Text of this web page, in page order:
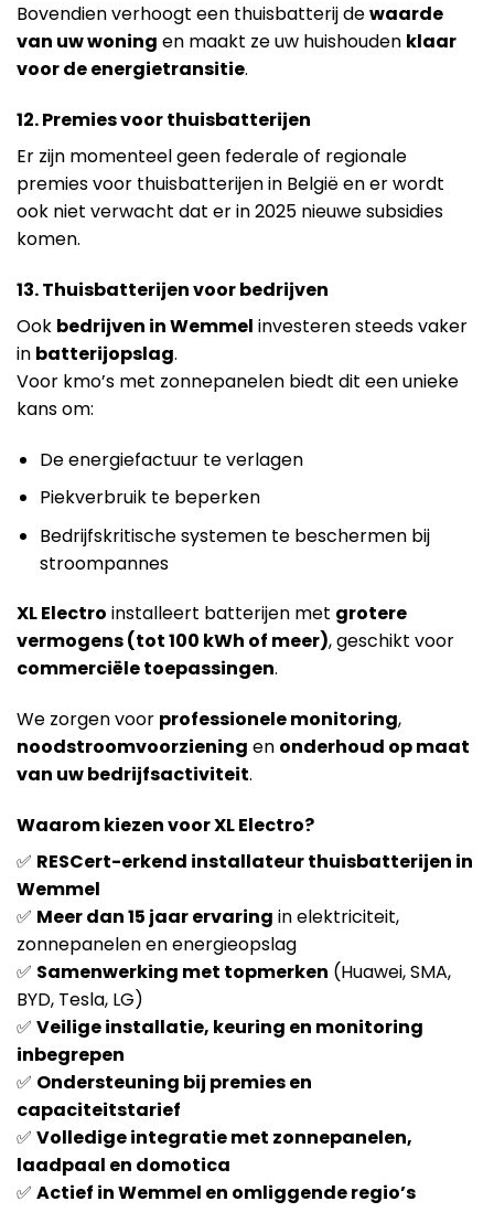
Bovendien verhoogt een thuisbatterij dewaarde
van uw woning en maakt ze uw huishouden klaar
voor de energietransitie.
12. Premies voor thuisbatterijen
Er zijn momenteel geen federale of regionale
premies voor thuisbatterijen in België en er wordt
ook niet verwacht dat er in 2025 nieuwe subsidies
komen.
13. Thuisbatterijen voor bedrijven
Ook bedrijven in Wemmel investeren steeds vaker
in batterijopslag.
Voor kmo’s met zonnepanelen biedt dit een unieke
kans om:
De energiefactuur te verlagen
Piekverbruik te beperken
Bedrijfskritische systemen te beschermen bij
stroompannes
XL Electro installeert batterijen met grotere
vermogens (tot 100 kWh of meer), geschikt voor
commerciële toepassingen.
We zorgen voor professionele monitoring,
noodstroomvoorziening en onderhoud op maat
van uw bedrijfsactiviteit.
Waarom kiezen voor XL Electro?
✅ RESCert-erkend installateur thuisbatterijen in
Wemmel
✅ Meer dan 15 jaar ervaring in elektriciteit,
zonnepanelen en energieopslag
✅ Samenwerking met topmerken (Huawei, SMA,
BYD, Tesla, LG)
✅ Veilige installatie, keuring en monitoring
inbegrepen
✅ Ondersteuning bij premies en
capaciteitstarief
✅ Volledige integratie met zonnepanelen,
laadpaal en domotica
✅ Actief in Wemmel en omliggende regio’s